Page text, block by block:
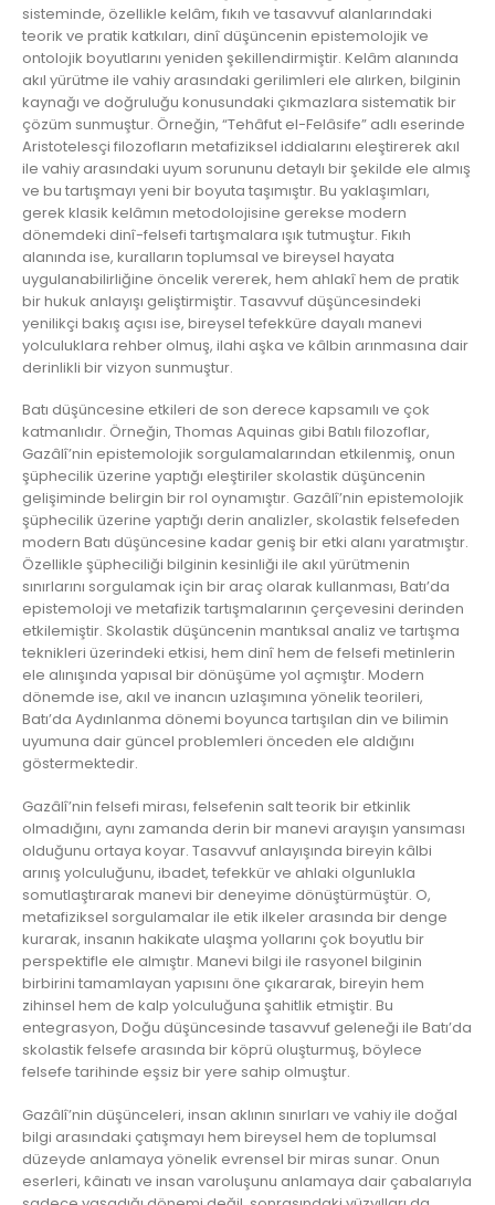
sisteminde, özellikle kelâm, fıkıh ve tasavvuf alanlarındaki
teorik ve pratik katkıları, dinî düşüncenin epistemolojik ve
ontolojik boyutlarını yeniden şekillendirmiştir. Kelâm alanında
akıl yürütme ile vahiy arasındaki gerilimleri ele alırken, bilginin
kaynağı ve doğruluğu konusundaki çıkmazlara sistematik bir
çözüm sunmuştur. Örneğin, “Tehâfut el-Felâsife” adlı eserinde
Aristotelesçi filozofların metafiziksel iddialarını eleştirerek akıl
ile vahiy arasındaki uyum sorununu detaylı bir şekilde ele almış
ve bu tartışmayı yeni bir boyuta taşımıştır. Bu yaklaşımları,
gerek klasik kelâmın metodolojisine gerekse modern
dönemdeki dinî-felsefi tartışmalara ışık tutmuştur. Fıkıh
alanında ise, kuralların toplumsal ve bireysel hayata
uygulanabilirliğine öncelik vererek, hem ahlakî hem de pratik
bir hukuk anlayışı geliştirmiştir. Tasavvuf düşüncesindeki
yenilikçi bakış açısı ise, bireysel tefekküre dayalı manevi
yolculuklara rehber olmuş, ilahi aşka ve kâlbin arınmasına dair
derinlikli bir vizyon sunmuştur.
Batı düşüncesine etkileri de son derece kapsamılı ve çok
katmanlıdır. Örneğin, Thomas Aquinas gibi Batılı filozoflar,
Gazâlî’nin epistemolojik sorgulamalarından etkilenmiş, onun
şüphecilik üzerine yaptığı eleştiriler skolastik düşüncenin
gelişiminde belirgin bir rol oynamıştır. Gazâlî’nin epistemolojik
şüphecilik üzerine yaptığı derin analizler, skolastik felsefeden
modern Batı düşüncesine kadar geniş bir etki alanı yaratmıştır.
Özellikle şüpheciliği bilginin kesinliği ile akıl yürütmenin
sınırlarını sorgulamak için bir araç olarak kullanması, Batı’da
epistemoloji ve metafizik tartışmalarının çerçevesini derinden
etkilemiştir. Skolastik düşüncenin mantıksal analiz ve tartışma
teknikleri üzerindeki etkisi, hem dinî hem de felsefi metinlerin
ele alınışında yapısal bir dönüşüme yol açmıştır. Modern
dönemde ise, akıl ve inancın uzlaşımına yönelik teorileri,
Batı’da Aydınlanma dönemi boyunca tartışılan din ve bilimin
uyumuna dair güncel problemleri önceden ele aldığını
göstermektedir.
Gazâlî’nin felsefi mirası, felsefenin salt teorik bir etkinlik
olmadığını, aynı zamanda derin bir manevi arayışın yansıması
olduğunu ortaya koyar. Tasavvuf anlayışında bireyin kâlbi
arınış yolculuğunu, ibadet, tefekkür ve ahlaki olgunlukla
somutlaştırarak manevi bir deneyime dönüştürmüştür. O,
metafiziksel sorgulamalar ile etik ilkeler arasında bir denge
kurarak, insanın hakikate ulaşma yollarını çok boyutlu bir
perspektifle ele almıştır. Manevi bilgi ile rasyonel bilginin
birbirini tamamlayan yapısını öne çıkararak, bireyin hem
zihinsel hem de kalp yolculuğuna şahitlik etmiştir. Bu
entegrasyon, Doğu düşüncesinde tasavvuf geleneği ile Batı’da
skolastik felsefe arasında bir köprü oluşturmuş, böylece
felsefe tarihinde eşsiz bir yere sahip olmuştur.
Gazâlî’nin düşünceleri, insan aklının sınırları ve vahiy ile doğal
bilgi arasındaki çatışmayı hem bireysel hem de toplumsal
düzeyde anlamaya yönelik evrensel bir miras sunar. Onun
eserleri, kâinatı ve insan varoluşunu anlamaya dair çabalarıyla